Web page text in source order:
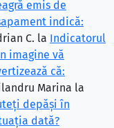
emis de
indică:
C. la Indicatorul
imagine vă
că:
Marina la
depăşi în
dată?